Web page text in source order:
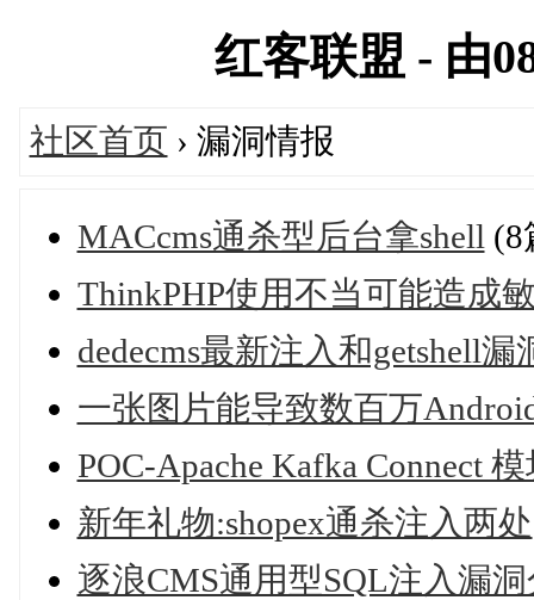
红客联盟 - 由
社区首页 › 漏洞情报
MACcms通杀型后台拿shell (8
ThinkPHP使用不当可能造成
dedecms最新注入和getshell漏
一张图片能导致数百万
POC-Apache Kafka Connect
新年礼物:shopex通杀注入两处
逐浪CMS通用型SQL注入漏